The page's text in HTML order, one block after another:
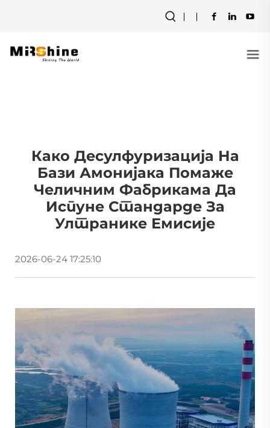
Како Десулфуризација На
Бази Амонијака Помаже
Челичним Фабрикама Да
Испуне Стандарде За
Ултранике Емисије
2026-06-24 17:25:10